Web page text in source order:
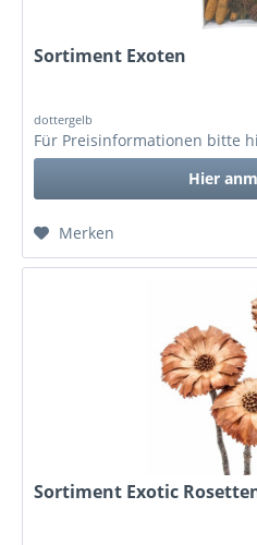
Sortiment Exoten
dottergelb
Für Preisinformationen bitte
Hier
Merken
Sortiment Exotic